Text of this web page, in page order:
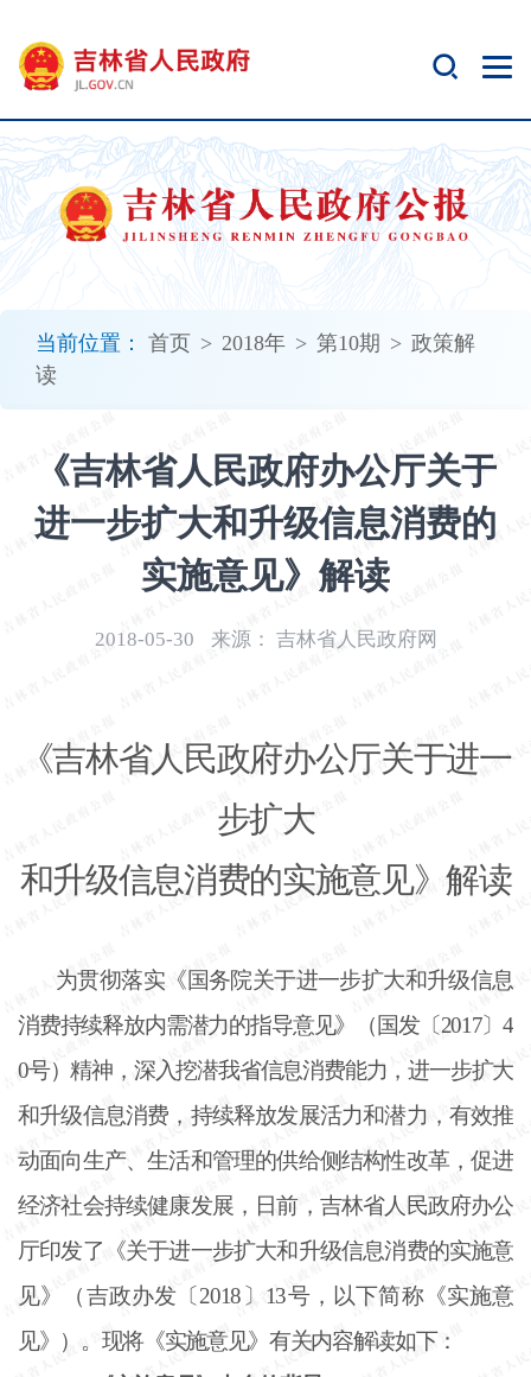
当前位置： 首页 > 2018年 > 第10期 > 政策解
读
《吉林省人民政府办公厅关于
进一步扩大和升级信息消费的
实施意见》解读
2018-05-30 来源： 吉林省人民政府网
《吉林省人民政府办公厅关于进一
步扩大
和升级信息消费的实施意见》解读
为贯彻落实《国务院关于进一步扩大和升级信息
消费持续释放内需潜力的指导意见》（国发〔2017〕4
0号）精神，深入挖潜我省信息消费能力，进一步扩大
和升级信息消费，持续释放发展活力和潜力，有效推
动面向生产、生活和管理的供给侧结构性改革，促进
经济社会持续健康发展，日前，吉林省人民政府办公
厅印发了《关于进一步扩大和升级信息消费的实施意
见》（吉政办发〔2018〕13号，以下简称《实施意
见》）。现将《实施意见》有关内容解读如下：
开
无
障
碍
说
明
加